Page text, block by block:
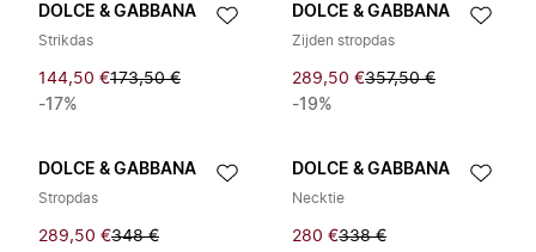
DOLCE & GABBANA
Strikdas
144,50 €173,50 €
-17%
DOLCE & GABBANA
Zijden stropdas
289,50 €357,50 €
-19%
DOLCE & GABBANA
Stropdas
289,50 €348 €
DOLCE & GABBANA
Necktie
280 €338 €